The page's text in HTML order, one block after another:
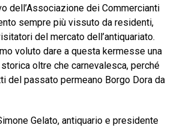
dell’Associazione dei Commercianti
sempre più vissuto da residenti,
del mercato dell’antiquariato.
voluto dare a questa kermesse una
oltre che carnevalesca, perché
del passato permeano Borgo Dora da
Gelato, antiquario e presidente